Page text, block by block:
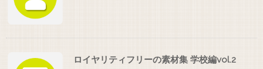
ロイヤリティフリーの素材集 学校編vol.2